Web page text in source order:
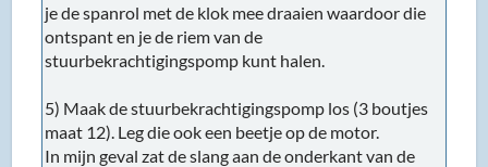
je de spanrol met de klok mee draaien waardoor die
ontspant en je de riem van de
stuurbekrachtigingspomp kunt halen.
5) Maak de stuurbekrachtigingspomp los (3 boutjes
maat 12). Leg die ook een beetje op de motor.
In mijn geval zat de slang aan de onderkant van de